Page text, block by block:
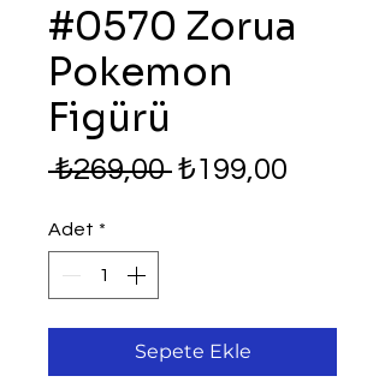
#0570 Zorua
Pokemon
Figürü
₺269,00 Normal
₺199,00
Adet *
Sepete Ekle